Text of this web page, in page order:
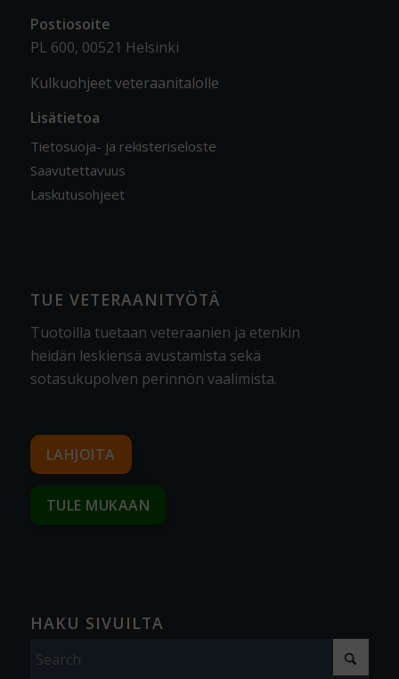
Postiosoite
PL 600, 00521 Helsinki
Kulkuohjeet veteraanitalolle
Lisätietoa
Tietosuoja- ja rekisteriseloste
Saavutettavuus
Laskutusohjeet
TUE VETERAANITYÖTÄ
Tuotoilla tuetaan veteraanien ja etenkin
heidän leskiensä avustamista sekä
sotasukupolven perinnön vaalimista.
LAHJOITA
TULE MUKAAN
HAKU SIVUILTA